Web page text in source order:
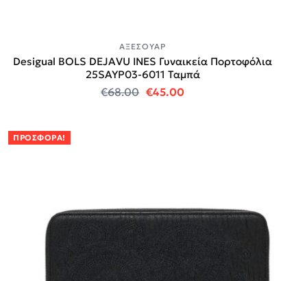
ΑΞΕΣΟΥΆΡ
Desigual BOLS DEJAVU INES Γυναικεία Πορτοφόλια
25SAYP03-6011 Ταμπά
€68.00 Original price was: €68.00.
€45.00Η τρέχουσα τιμή
ΠΡΟΣΦΟΡΆ!